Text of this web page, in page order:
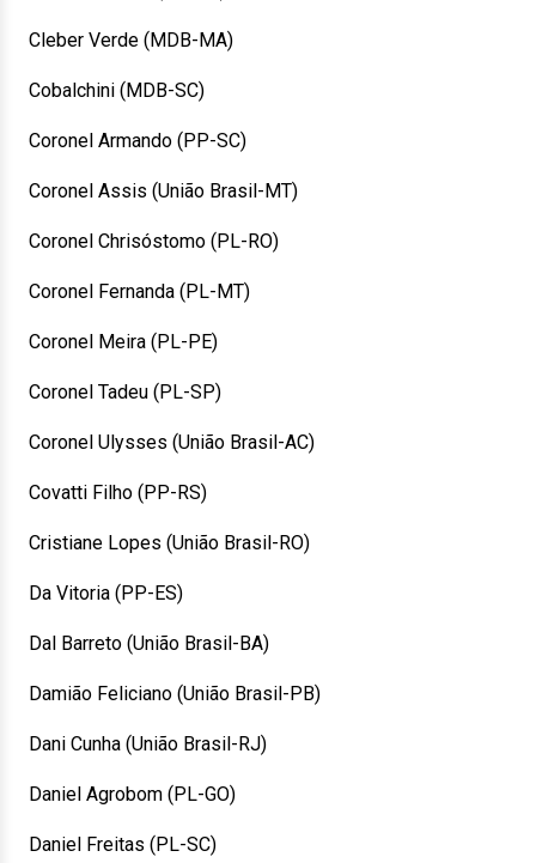
Cleber Verde (MDB-MA)
Cobalchini (MDB-SC)
Coronel Armando (PP-SC)
Coronel Assis (União Brasil-MT)
Coronel Chrisóstomo (PL-RO)
Coronel Fernanda (PL-MT)
Coronel Meira (PL-PE)
Coronel Tadeu (PL-SP)
Coronel Ulysses (União Brasil-AC)
Covatti Filho (PP-RS)
Cristiane Lopes (União Brasil-RO)
Da Vitoria (PP-ES)
Dal Barreto (União Brasil-BA)
Damião Feliciano (União Brasil-PB)
Dani Cunha (União Brasil-RJ)
Daniel Agrobom (PL-GO)
Daniel Freitas (PL-SC)